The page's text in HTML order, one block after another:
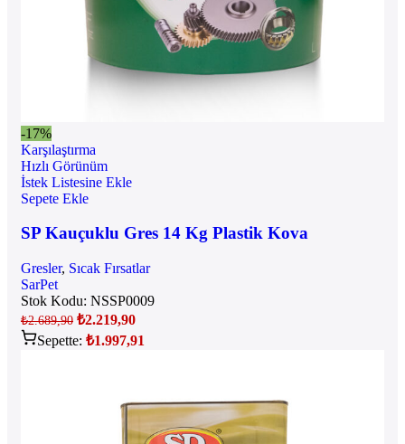
-17%
Karşılaştırma
Hızlı Görünüm
İstek Listesine Ekle
Sepete Ekle
SP Kauçuklu Gres 14 Kg Plastik Kova
Gresler, Sıcak Fırsatlar
SarPet
Stok Kodu: NSSP0009
₺2.689,90 ₺2.219,90
Sepette: ₺1.997,91